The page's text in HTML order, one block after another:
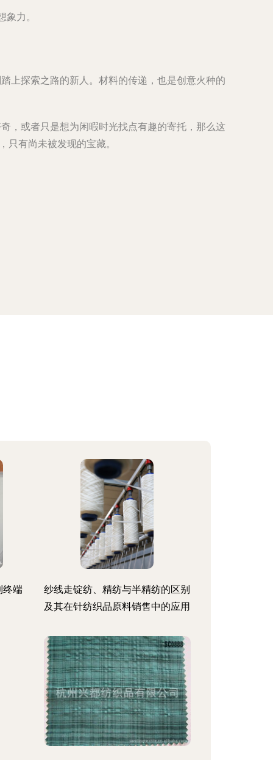
力。
上探索之路的新人。材料的传递，也是创意火种的
，或者只是想为闲暇时光找点有趣的寄托，那么这
只有尚未被发现的宝藏。
终端
纱线走锭纺、精纺与半精纺的区别
及其在针纺织品原料销售中的应用